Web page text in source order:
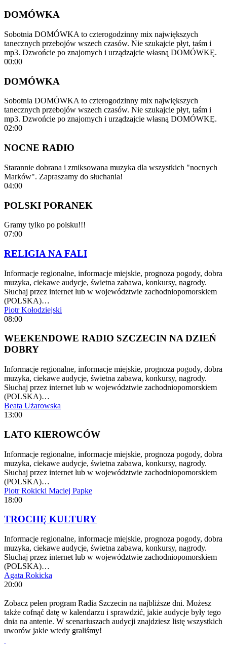
DOMÓWKA
Sobotnia DOMÓWKA to czterogodzinny mix największych
tanecznych przebojów wszech czasów. Nie szukajcie płyt, taśm i
mp3. Dzwońcie po znajomych i urządzajcie własną DOMÓWKĘ.
00:00
DOMÓWKA
Sobotnia DOMÓWKA to czterogodzinny mix największych
tanecznych przebojów wszech czasów. Nie szukajcie płyt, taśm i
mp3. Dzwońcie po znajomych i urządzajcie własną DOMÓWKĘ.
02:00
NOCNE RADIO
Starannie dobrana i zmiksowana muzyka dla wszystkich "nocnych
Marków". Zapraszamy do słuchania!
04:00
POLSKI PORANEK
Gramy tylko po polsku!!!
07:00
RELIGIA NA FALI
Informacje regionalne, informacje miejskie, prognoza pogody, dobra
muzyka, ciekawe audycje, świetna zabawa, konkursy, nagrody.
Słuchaj przez internet lub w województwie zachodniopomorskiem
(POLSKA)…
Piotr Kołodziejski
08:00
WEEKENDOWE RADIO SZCZECIN NA DZIEŃ
DOBRY
Informacje regionalne, informacje miejskie, prognoza pogody, dobra
muzyka, ciekawe audycje, świetna zabawa, konkursy, nagrody.
Słuchaj przez internet lub w województwie zachodniopomorskiem
(POLSKA)…
Beata Użarowska
13:00
LATO KIEROWCÓW
Informacje regionalne, informacje miejskie, prognoza pogody, dobra
muzyka, ciekawe audycje, świetna zabawa, konkursy, nagrody.
Słuchaj przez internet lub w województwie zachodniopomorskiem
(POLSKA)…
Piotr Rokicki Maciej Papke
18:00
TROCHĘ KULTURY
Informacje regionalne, informacje miejskie, prognoza pogody, dobra
muzyka, ciekawe audycje, świetna zabawa, konkursy, nagrody.
Słuchaj przez internet lub w województwie zachodniopomorskiem
(POLSKA)…
Agata Rokicka
20:00
Zobacz pełen program Radia Szczecin na najbliższe dni. Możesz
także cofnąć datę w kalendarzu i sprawdzić, jakie audycje były tego
dnia na antenie. W scenariuszach audycji znajdziesz listę wszystkich
uworów jakie wtedy graliśmy!